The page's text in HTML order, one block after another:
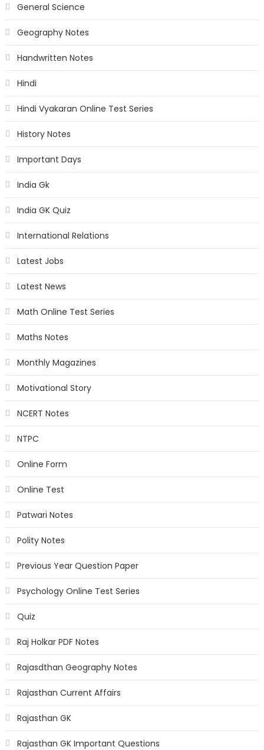
General Science
Geography Notes
Handwritten Notes
Hindi
Hindi Vyakaran Online Test Series
History Notes
Important Days
India Gk
India GK Quiz
International Relations
Latest Jobs
Latest News
Math Online Test Series
Maths Notes
Monthly Magazines
Motivational Story
NCERT Notes
NTPC
Online Form
Online Test
Patwari Notes
Polity Notes
Previous Year Question Paper
Psychology Online Test Series
Quiz
Raj Holkar PDF Notes
Rajasdthan Geography Notes
Rajasthan Current Affairs
Rajasthan GK
Rajasthan GK Important Questions